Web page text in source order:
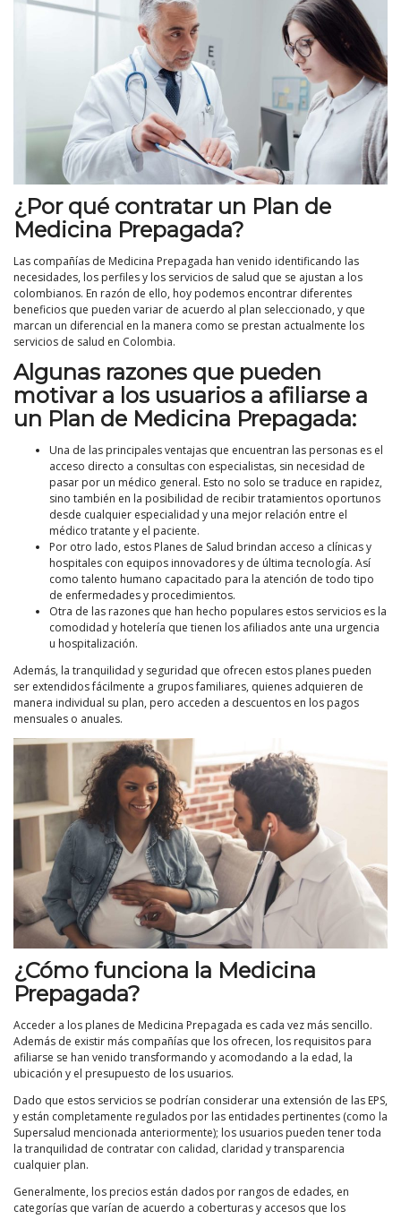
¿Por qué contratar un Plan de
Medicina Prepagada?
Las compañías de Medicina Prepagada han venido identificando las
necesidades, los perfiles y los servicios de salud que se ajustan a los
colombianos. En razón de ello, hoy podemos encontrar diferentes
beneficios que pueden variar de acuerdo al plan seleccionado, y que
marcan un diferencial en la manera como se prestan actualmente los
servicios de salud en Colombia.
Algunas razones que pueden
motivar a los usuarios a afiliarse a
un Plan de Medicina Prepagada:
Una de las principales ventajas que encuentran las personas es el
acceso directo a consultas con especialistas, sin necesidad de
pasar por un médico general. Esto no solo se traduce en rapidez,
sino también en la posibilidad de recibir tratamientos oportunos
desde cualquier especialidad y una mejor relación entre el
médico tratante y el paciente.
Por otro lado, estos Planes de Salud brindan acceso a clínicas y
hospitales con equipos innovadores y de última tecnología. Así
como talento humano capacitado para la atención de todo tipo
de enfermedades y procedimientos.
Otra de las razones que han hecho populares estos servicios es la
comodidad y hotelería que tienen los afiliados ante una urgencia
u hospitalización.
Además, la tranquilidad y seguridad que ofrecen estos planes pueden
ser extendidos fácilmente a grupos familiares, quienes adquieren de
manera individual su plan, pero acceden a descuentos en los pagos
mensuales o anuales.
¿Cómo funciona la Medicina
Prepagada?
Acceder a los planes de Medicina Prepagada es cada vez más sencillo.
Además de existir más compañías que los ofrecen, los requisitos para
afiliarse se han venido transformando y acomodando a la edad, la
ubicación y el presupuesto de los usuarios.
Dado que estos servicios se podrían considerar una extensión de las EPS,
y están completamente regulados por las entidades pertinentes (como la
Supersalud mencionada anteriormente); los usuarios pueden tener toda
la tranquilidad de contratar con calidad, claridad y transparencia
cualquier plan.
Generalmente, los precios están dados por rangos de edades, en
categorías que varían de acuerdo a coberturas y accesos que los